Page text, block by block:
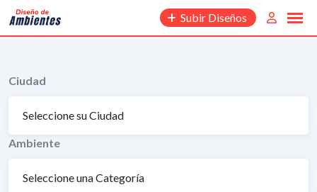
Saltar
contenido
Subir Diseños
Ciudad
Ambiente